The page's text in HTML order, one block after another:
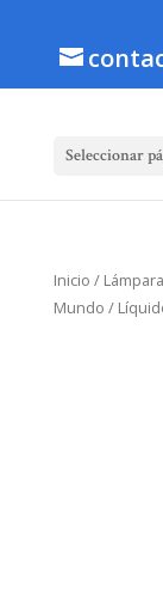
Seleccionar
Inicio /
Mundo /